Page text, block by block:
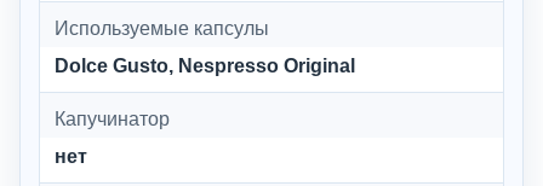
Используемые капсулы
Dolce Gusto, Nespresso Original
Капучинатор
нет